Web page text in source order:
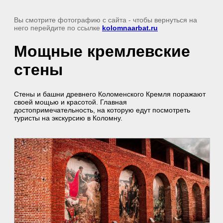
Вы смотрите фотографию с сайта - чтобы вернуться на
него перейдите по ссылке kolomnaarbat.ru
Мощные кремлевские
стены
Стены и башни древнего Коломенского Кремля поражают
своей мощью и красотой. Главная
достопримечательность, на которую едут посмотреть
туристы на экскурсию в Коломну.